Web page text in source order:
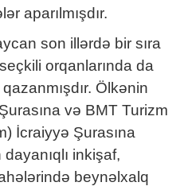
aparılmışdır.
son illərdə bir sıra
orqanlarında da
Ölkənin
və BMT Turizm
İcraiyyə Şurasına
inkişaf,
beynəlxalq